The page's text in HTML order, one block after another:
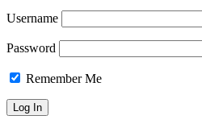
Username
Password
Remember Me